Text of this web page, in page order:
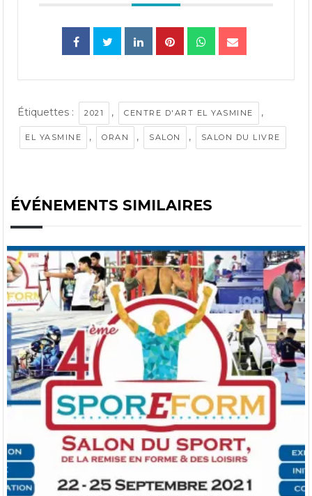
Étiquettes : 2021 , CENTRE D'ART EL YASMINE ,
EL YASMINE , ORAN , SALON , SALON DU LIVRE
ÉVÉNEMENTS SIMILAIRES